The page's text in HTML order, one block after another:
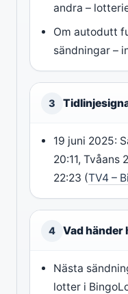
andra –
Om autodutt
sändningar –
3
19 juni 2025:
20:11, Tvåans
22:23 (TV4 –
4 Vad händer
Nästa
lotter i